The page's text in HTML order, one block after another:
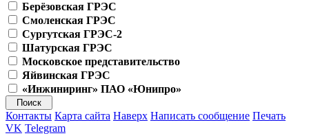
Берёзовская ГРЭС
Смоленская ГРЭС
Сургутская ГРЭС-2
Шатурская ГРЭС
Московское представительство
Яйвинская ГРЭС
«Инжиниринг» ПАО «Юнипро»
Контакты Карта сайта Наверх Написать сообщение Печать
VK Telegram